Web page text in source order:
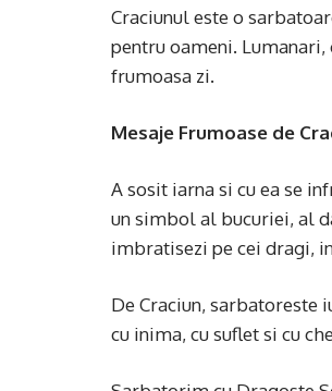
Craciunul este o
pentru oameni.
frumoasa zi.
Mesaje Frumoase de
A sosit iarna si cu ea se
un simbol al bucuriei, al
imbratisezi pe cei dragi,
De Craciun, sarbatoreste
cu inima, cu suflet si cu